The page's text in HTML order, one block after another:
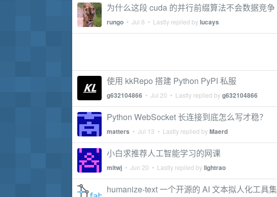
为什么这段 cuda 的并行前缀算法不会数据竞争
rungo • Jul 6 • Lastly replied bylucays
使用 kkRepo 搭建 Python PyPI 私服
g632104866 • Jul 20 • Lastly replied byg632104866
Python WebSocket 长连接到底怎么写才稳？
matters • Jul 13 • Lastly replied byMaerd
小白求推荐人工智能学习的网课
mitwj • Jun 20 • Lastly replied bylightrao
humanize-text 一个开源的 AI 文本拟人化工具集